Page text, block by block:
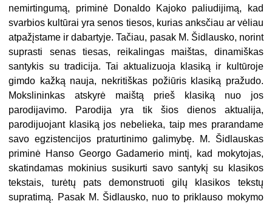
nemirtingumą, priminė Donaldo Kajoko paliudijimą, kad
svarbios kultūrai yra senos tiesos, kurias anksčiau ar vėliau
atpažįstame ir dabartyje. Tačiau, pasak M. Šidlausko, norint
suprasti senas tiesas, reikalingas maištas, dinamiškas
santykis su tradicija. Tai aktualizuoja klasiką ir kultūroje
gimdo kažką nauja, nekritiškas požiūris klasiką pražudo.
Mokslininkas atskyrė maištą prieš klasiką nuo jos
parodijavimo. Parodija yra tik šios dienos aktualija,
parodijuojant klasiką jos nebelieka, taip mes prarandame
savo egzistencijos praturtinimo galimybę. M. Šidlauskas
priminė Hanso Georgo Gadamerio mintį, kad mokytojas,
skatindamas mokinius susikurti savo santykį su klasikos
tekstais, turėtų pats demonstruoti gilų klasikos tekstų
supratimą. Pasak M. Šidlausko, nuo to priklauso mokymo